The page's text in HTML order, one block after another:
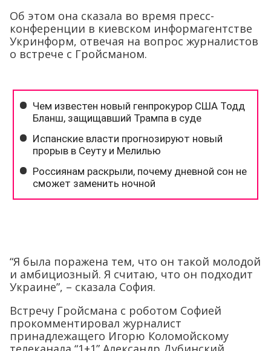
Об этом она сказала во время пресс-
конференции в киевском информагентстве
Укринформ, отвечая на вопрос журналистов
о встрече с Гройсманом.
“Я была поражена тем, что он такой молодой
и амбициозный. Я считаю, что он подходит
Украине”, – сказала София.
Встречу Гройсмана с роботом Софией
прокомментировал журналист
принадлежащего Игорю Коломойскому